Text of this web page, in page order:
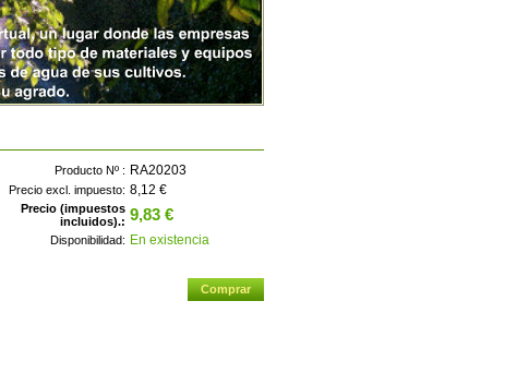
Producto Nº : RA20203
Precio excl. impuesto: 8,12 €
Precio (impuestos
incluidos).: 9,83 €
Disponibilidad: En existencia